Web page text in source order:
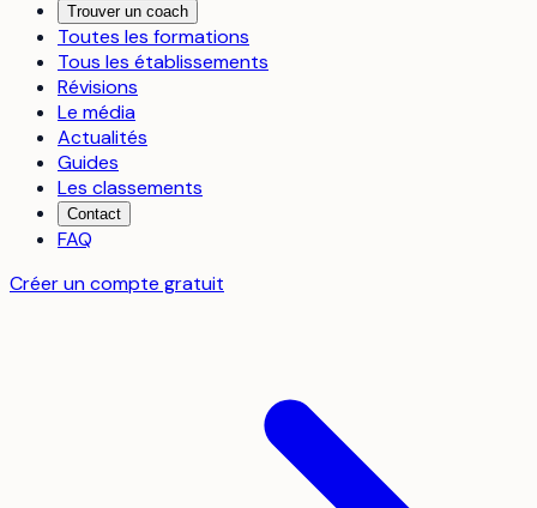
Trouver un coach
Toutes les formations
Tous les établissements
Révisions
Le média
Actualités
Guides
Les classements
Contact
FAQ
Créer un compte gratuit